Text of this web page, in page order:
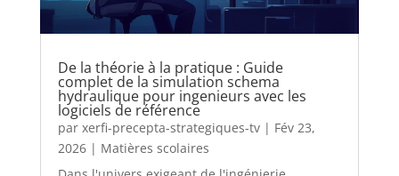
De la théorie à la pratique : Guide
complet de la simulation schema
hydraulique pour ingenieurs avec les
logiciels de référence
par xerfi-precepta-strategiques-tv| Fév 23,
2026| Matières scolaires